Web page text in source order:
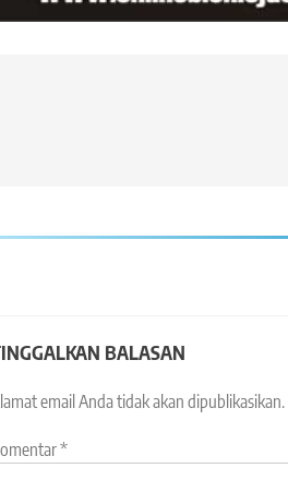
BALASAN
email Anda tidak akan dipublikasikan.
*